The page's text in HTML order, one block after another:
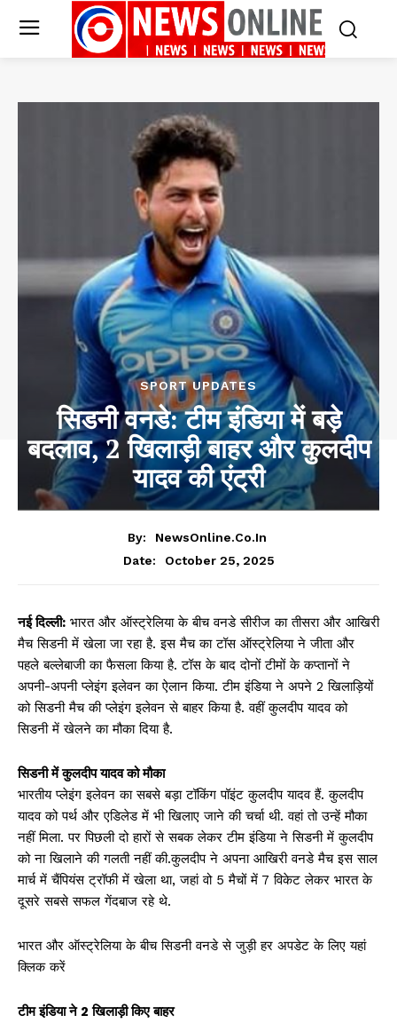
SPORT UPDATES
सिडनी वनडे: टीम इंडिया में बड़े
बदलाव, 2 खिलाड़ी बाहर और कुलदीप
यादव की एंट्री
By:
NewsOnline.co.in
Date:
October 25, 2025
नई दिल्ली: भारत और ऑस्ट्रेलिया के बीच वनडे सीरीज का तीसरा और आखिरी
मैच सिडनी में खेला जा रहा है. इस मैच का टॉस ऑस्ट्रेलिया ने जीता और
पहले बल्लेबाजी का फैसला किया है. टॉस के बाद दोनों टीमों के कप्तानों ने
अपनी-अपनी प्लेइंग इलेवन का ऐलान किया. टीम इंडिया ने अपने 2 खिलाड़ियों
को सिडनी मैच की प्लेइंग इलेवन से बाहर किया है. वहीं कुलदीप यादव को
सिडनी में खेलने का मौका दिया है.
सिडनी में कुलदीप यादव को मौका
भारतीय प्लेइंग इलेवन का सबसे बड़ा टॉकिंग पॉइंट कुलदीप यादव हैं. कुलदीप
यादव को पर्थ और एडिलेड में भी खिलाए जाने की चर्चा थी. वहां तो उन्हें मौका
नहीं मिला. पर पिछली दो हारों से सबक लेकर टीम इंडिया ने सिडनी में कुलदीप
को ना खिलाने की गलती नहीं की.कुलदीप ने अपना आखिरी वनडे मैच इस साल
मार्च में चैंपियंस ट्रॉफी में खेला था, जहां वो 5 मैचों में 7 विकेट लेकर भारत के
दूसरे सबसे सफल गेंदबाज रहे थे.
भारत और ऑस्ट्रेलिया के बीच सिडनी वनडे से जुड़ी हर अपडेट के लिए यहां
क्लिक करें
टीम इंडिया ने 2 खिलाड़ी किए बाहर